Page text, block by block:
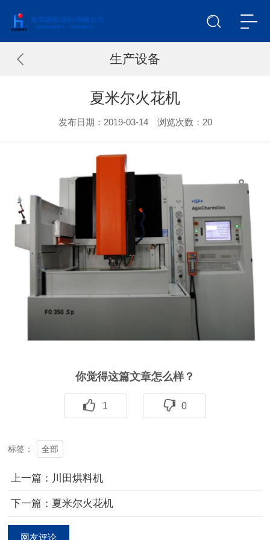
生产设备
夏米尔火花机
发布日期：2019-03-14 浏览次数： 20
你觉得这篇文章怎么样？
1 0
标签： 全部
上一篇：川田烘料机
下一篇：夏米尔火花机
网友评论